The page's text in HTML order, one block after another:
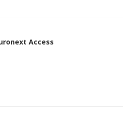
Access